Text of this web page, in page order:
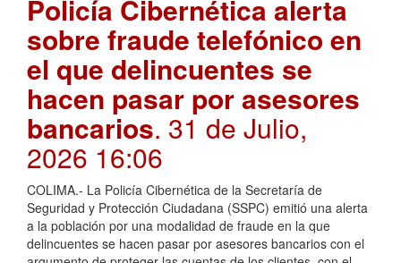
Policía Cibernética alerta
sobre fraude telefónico en
el que delincuentes se
hacen pasar por asesores
bancarios. 31 de Julio,
2026 16:06
COLIMA.- La Policía Cibernética de la Secretaría de
Seguridad y Protección Ciudadana (SSPC) emitió una alerta
a la población por una modalidad de fraude en la que
delincuentes se hacen pasar por asesores bancarios con el